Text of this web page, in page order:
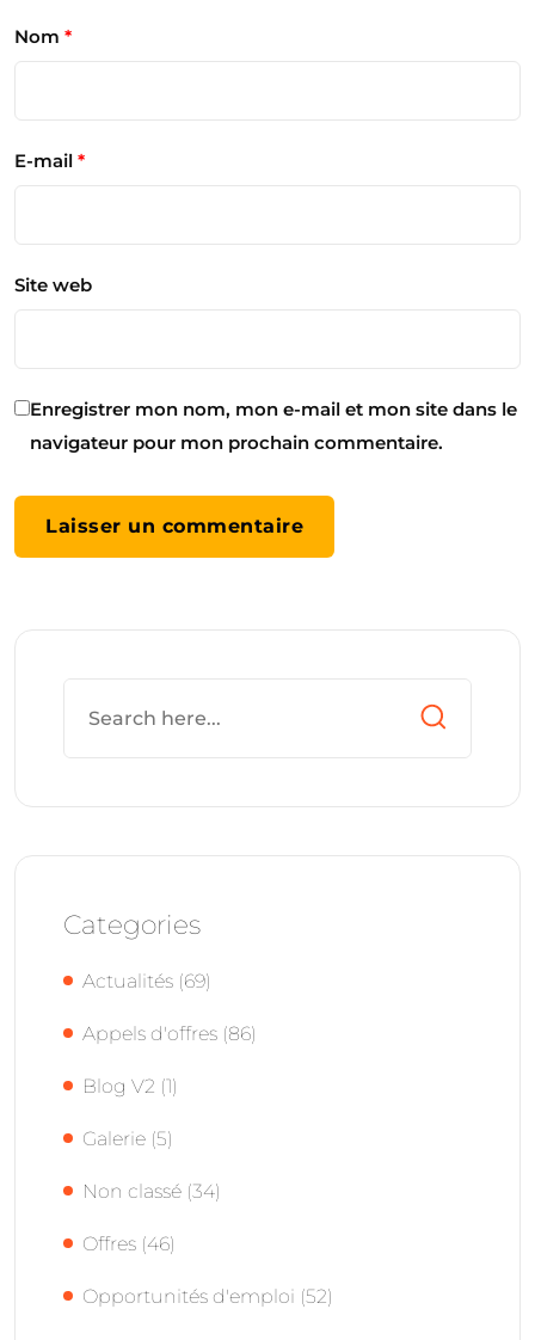
Nom *
E-mail *
Site web
Enregistrer mon nom, mon e-mail et mon site dans le
navigateur pour mon prochain commentaire.
Categories
Actualités (69)
Appels d'offres (86)
Blog V2 (1)
Galerie (5)
Non classé (34)
Offres (46)
Opportunités d'emploi (52)